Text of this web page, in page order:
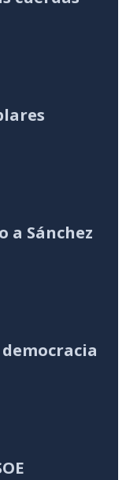
a Sánchez